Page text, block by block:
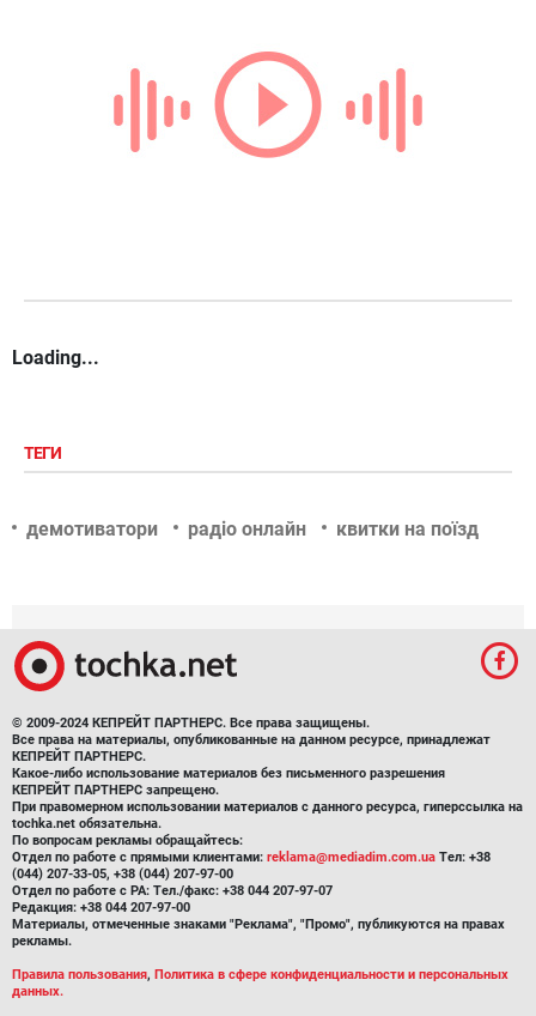
Loading...
ТЕГИ
демотиватори радіо онлайн квитки на поїзд
© 2009-2024 КЕПРЕЙТ ПАРТНЕРС. Все права защищены.
Все права на материалы, опубликованные на данном ресурсе, принадлежат
КЕПРЕЙТ ПАРТНЕРС.
Какое-либо использование материалов без письменного разрешения
КЕПРЕЙТ ПАРТНЕРС запрещено.
При правомерном использовании материалов с данного ресурса, гиперссылка на
tochka.net обязательна.
По вопросам рекламы обращайтесь:
Отдел по работе с прямыми клиентами: reklama@mediadim.com.ua Тел: +38
(044) 207-33-05, +38 (044) 207-97-00
Отдел по работе с РА: Тел./факс: +38 044 207-97-07
Редакция: +38 044 207-97-00
Материалы, отмеченные знаками "Реклама", "Промо", публикуются на правах
рекламы.
Правила пользования, Политика в сфере конфиденциальности и персональных
данных.